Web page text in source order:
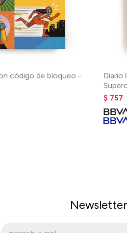
código de bloqueo -
Diario
$ 757
Newsletter